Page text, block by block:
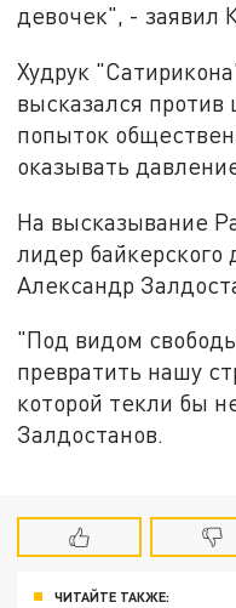
девочек", - заявил
Худрук
высказался против
попыток
оказывать
На высказывание
лидер
Александр
"Под видом
превратить нашу
которой текли бы
Залдостанов.
ЧИТАЙТЕ ТАКЖЕ: